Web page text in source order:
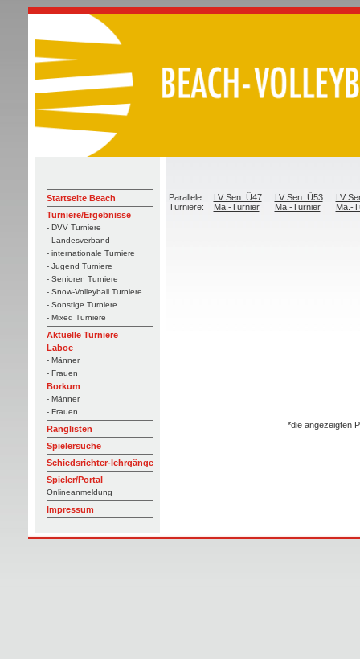
Startseite Beach
Turniere/Ergebnisse
- DVV Turniere
- Landesverband
- internationale Turniere
- Jugend Turniere
- Senioren Turniere
- Snow-Volleyball Turniere
- Sonstige Turniere
- Mixed Turniere
Aktuelle Turniere
Laboe
- Männer
- Frauen
Borkum
- Männer
- Frauen
Ranglisten
Spielersuche
Schiedsrichter-lehrgänge
Spieler/Portal
Onlineanmeldung
Impressum
Parallele
Turniere:
LV Sen. Ü47
Mä.-Turnier
LV Sen. Ü53
Mä.-Turnier
LV
Mä.-
*die angezeigten